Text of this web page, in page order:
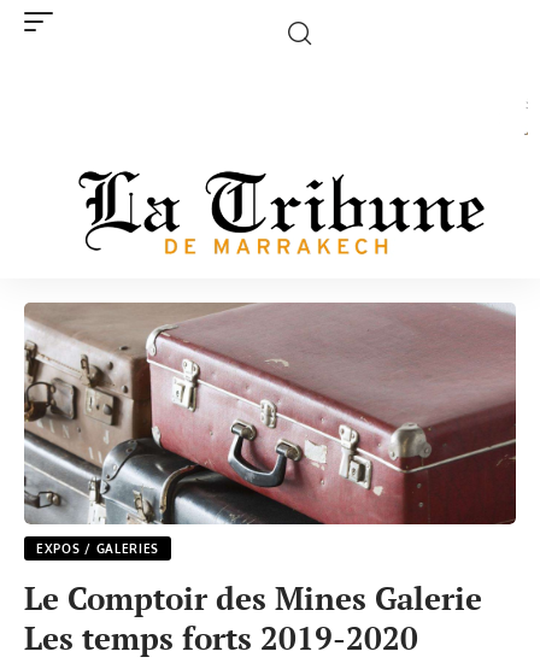
EXPOS / GALERIES
Le Comptoir des Mines Galerie
Les temps forts 2019-2020